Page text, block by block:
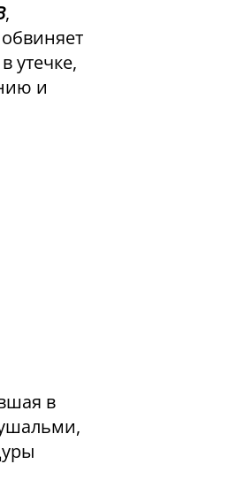
,
утечке,
и
в